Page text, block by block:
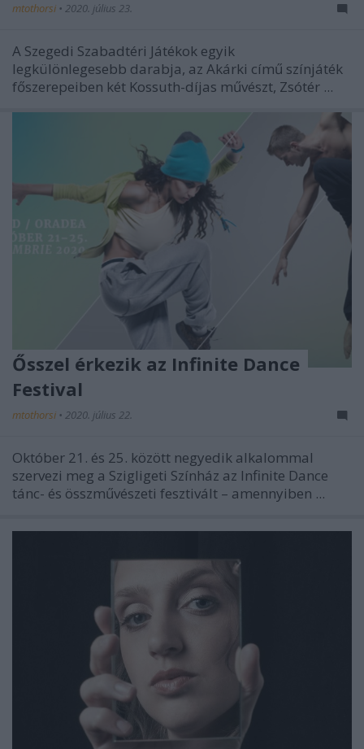
mtothorsi • 2020. július 23.
A Szegedi Szabadtéri Játékok egyik
legkülönlegesebb darabja, az Akárki című színjáték
főszerepeiben két Kossuth-díjas művészt, Zsótér ...
Ősszel érkezik az Infinite Dance
Festival
mtothorsi • 2020. július 22.
Október 21. és 25. között negyedik alkalommal
szervezi meg a Szigligeti Színház az Infinite Dance
tánc- és összművészeti fesztivált – amennyiben ...